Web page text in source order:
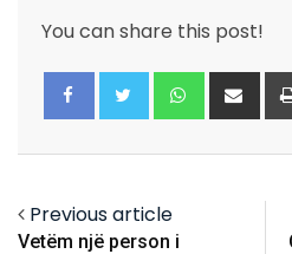
You can share this post!
via
Previous article
Vetëm një person i